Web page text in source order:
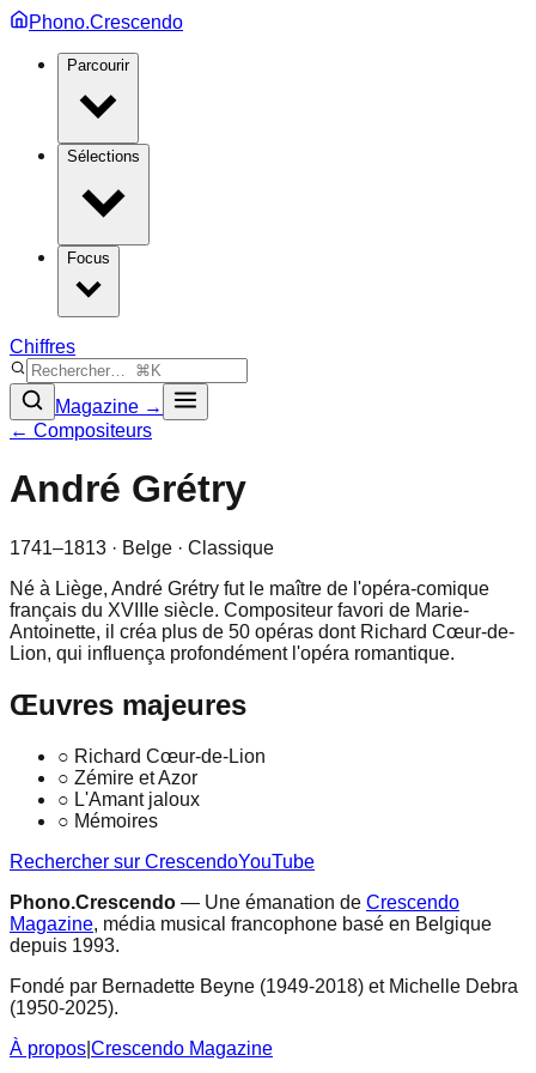
Phono.Crescendo
Parcourir
Sélections
Focus
Chiffres
Magazine →
← Compositeurs
André Grétry
1741–1813 · Belge · Classique
Né à Liège, André Grétry fut le maître de l'opéra-comique
français du XVIIIe siècle. Compositeur favori de Marie-
Antoinette, il créa plus de 50 opéras dont Richard Cœur-de-
Lion, qui influença profondément l'opéra romantique.
Œuvres majeures
○ Richard Cœur-de-Lion
○ Zémire et Azor
○ L'Amant jaloux
○ Mémoires
Rechercher sur CrescendoYouTube
Phono.Crescendo — Une émanation de Crescendo
Magazine, média musical francophone basé en Belgique
depuis 1993.
Fondé par Bernadette Beyne (1949-2018) et Michelle Debra
(1950-2025).
À propos Crescendo Magazine